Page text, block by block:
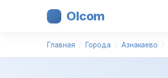
Olcom
Главная Города Азнакаево